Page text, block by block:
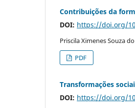
Contribuições da
DOI: https://doi.org/
Priscila Ximenes Souza
PDF
Transformações
DOI: https://doi.org/